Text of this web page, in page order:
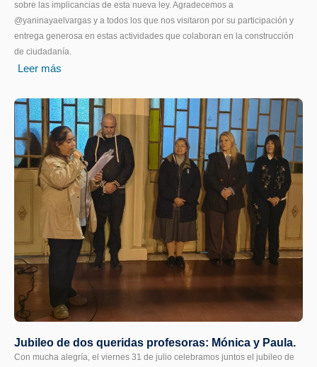
sobre las implicancias de esta nueva ley. Agradecemos a
@yaninayaelvargas y a todos los que nos visitaron por su participación y
entrega generosa en estas actividades que colaboran en la construcción
de ciudadanía.
Leer más
Jubileo de dos queridas profesoras: Mónica y Paula.
Con mucha alegría, el viernes 31 de julio celebramos juntos el jubileo de